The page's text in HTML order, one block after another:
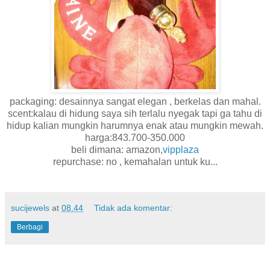
packaging: desainnya sangat elegan , berkelas dan mahal.
scent:kalau di hidung saya sih terlalu nyegak tapi ga tahu di
hidup kalian mungkin harumnya enak atau mungkin mewah.
harga:843.700-350.000
beli dimana: amazon,vipplaza
repurchase: no , kemahalan untuk ku...
sucijewels at 08.44 Tidak ada komentar:
Berbagi